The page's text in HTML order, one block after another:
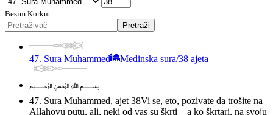
Besim Korkut
Pretraži
47. Sura Muhammed Medinska sura/38 ajeta
﷽
47. Sura Muhammed, ajet 38Vi se, eto, pozivate da trošite na
Allahovu putu, ali, neki od vas su škrti – a ko škrtari, na svoju